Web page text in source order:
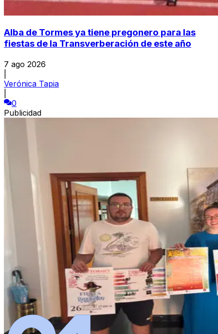
Alba de Tormes ya tiene pregonero para las
fiestas de la Transverberación de este año
7 ago 2026
Verónica Tapia
0
Publicidad